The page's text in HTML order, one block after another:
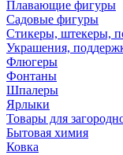
Плавающие фигуры
Садовые фигуры
Стикеры, штекеры,
Украшения,
Флюгеры
Фонтаны
Шпалеры
Ярлыки
Товары для
Бытовая химия
Ковка